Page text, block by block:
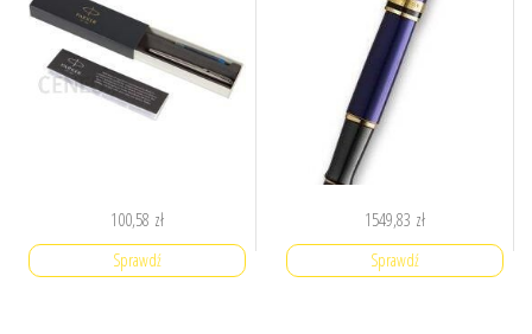
100,58 zł
Sprawdź
1549,83 zł
Sprawdź